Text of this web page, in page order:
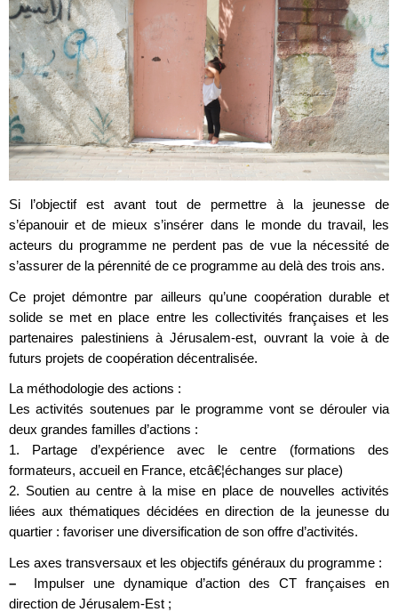
Si l’objectif est avant tout de permettre à la jeunesse de
s’épanouir et de mieux s’insérer dans le monde du travail, les
acteurs du programme ne perdent pas de vue la nécessité de
s’assurer de la pérennité de ce programme au delà des trois ans.
Ce projet démontre par ailleurs qu’une coopération durable et
solide se met en place entre les collectivités françaises et les
partenaires palestiniens à Jérusalem-est, ouvrant la voie à de
futurs projets de coopération décentralisée.
La méthodologie des actions :
Les activités soutenues par le programme vont se dérouler via
deux grandes familles d’actions :
1. Partage d’expérience avec le centre (formations des
formateurs, accueil en France, etcâ€¦échanges sur place)
2. Soutien au centre à la mise en place de nouvelles activités
liées aux thématiques décidées en direction de la jeunesse du
quartier : favoriser une diversification de son offre d’activités.
Les axes transversaux et les objectifs généraux du programme :
– Impulser une dynamique d’action des CT françaises en
direction de Jérusalem-Est ;